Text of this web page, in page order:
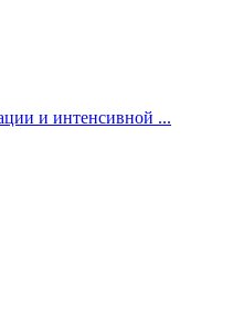
и интенсивной ...